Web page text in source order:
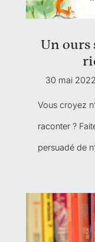
Un ours
30 mai 2022
Vous croyez
raconter ?
persuadé de